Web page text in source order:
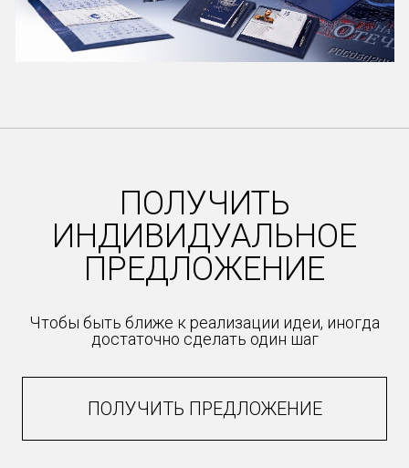
of
ПОЛУЧИТЬ
ИНДИВИДУАЛЬНОЕ
ПРЕДЛОЖЕНИЕ
Чтобы быть ближе к реализации идеи, иногда
достаточно сделать один шаг
ПОЛУЧИТЬ ПРЕДЛОЖЕНИЕ